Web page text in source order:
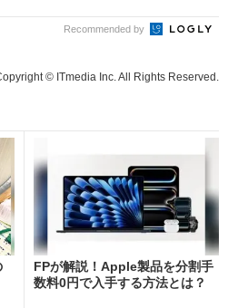
Recommended by
© ITmedia Inc. All Rights Reserved.
FPが解説！Apple製品を分割手
数料0円で入手する方法とは？